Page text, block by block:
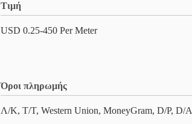
Τιμή
USD 0.25-450 Per Meter
Όροι πληρωμής
Λ/Κ, Τ/Τ, Western Union, MoneyGram, D/P, D/A